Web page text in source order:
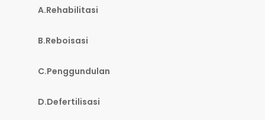
A.Rehabilitasi
B.Reboisasi
C.Penggundulan
D.Defertilisasi